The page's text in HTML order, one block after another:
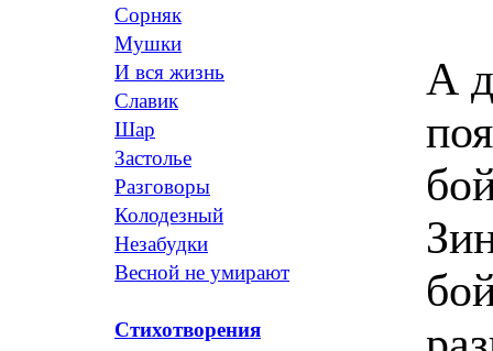
Сорняк
Мушки
И вся жизнь
Славик
Шар
Застолье
Разговоры
Колодезный
Незабудки
Весной не умирают
Стихотворения
А